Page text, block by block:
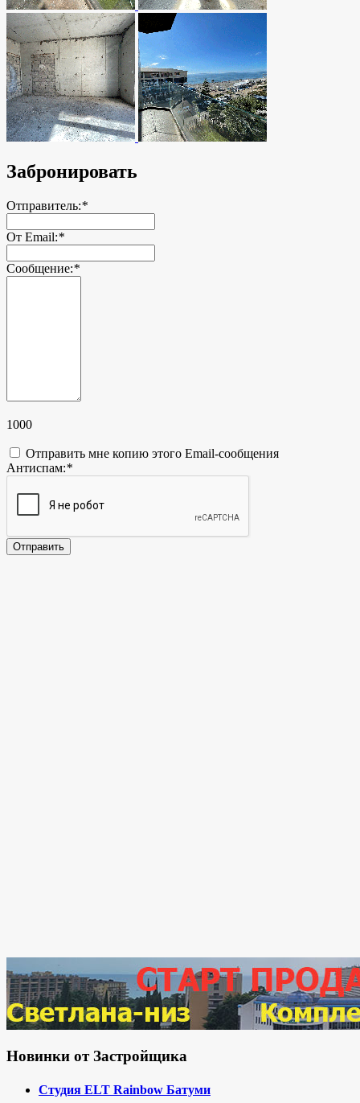
Забронировать
Отправитель:*
От Email:*
Сообщение:*
1000
Отправить мне копию этого Email-сообщения
Антиспам:*
Отправить
Новинки от Застройщика
Студия ELT Rainbow Батуми